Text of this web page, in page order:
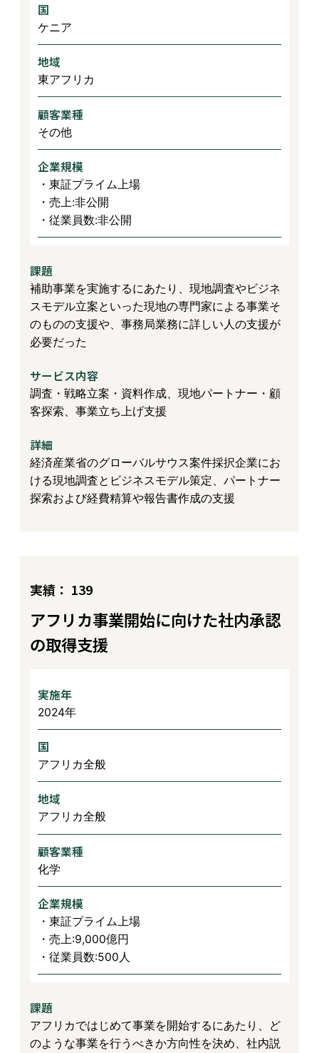
国
ケニア
地域
東アフリカ
顧客業種
その他
企業規模
・東証プライム上場
・売上:非公開
・従業員数:非公開
課題
補助事業を実施するにあたり、現地調査やビジネ
スモデル立案といった現地の専門家による事業そ
のものの支援や、事務局業務に詳しい人の支援が
必要だった
サービス内容
調査・戦略立案・資料作成、現地パートナー・顧
客探索、事業立ち上げ支援
詳細
経済産業省のグローバルサウス案件採択企業にお
ける現地調査とビジネスモデル策定、パートナー
探索および経費精算や報告書作成の支援
実績： 139
アフリカ事業開始に向けた社内承認
の取得支援
実施年
2024年
国
アフリカ全般
地域
アフリカ全般
顧客業種
化学
企業規模
・東証プライム上場
・売上:9,000億円
・従業員数:500人
課題
アフリカではじめて事業を開始するにあたり、ど
のような事業を行うべきか方向性を決め、社内説